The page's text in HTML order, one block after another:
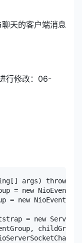
天的客户端消息
行修改：06-
args) throws
= new
= new
= new
childGroup)